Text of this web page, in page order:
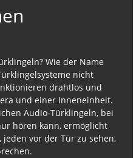
Wie der Name
nicht
drahtlos und
und einer Inneneinheit.
Audio-Türklingeln, bei
hören kann, ermöglicht
jeden vor der Tür zu sehen,